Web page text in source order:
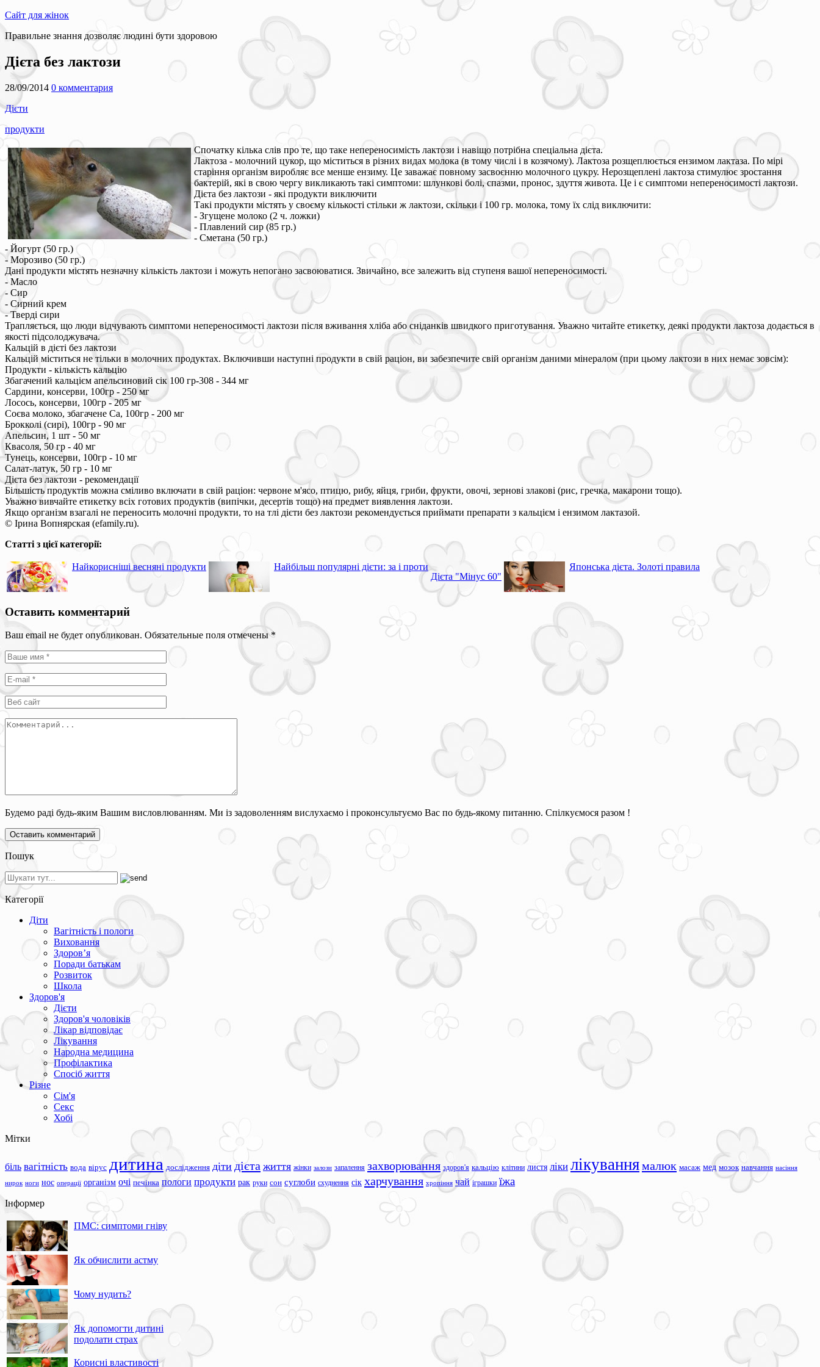
Сайт для жінок
Правильне знання дозволяє людині бути здоровою
Дієта без лактози
28/09/2014 0 комментария
Дієти
продукти
Спочатку кілька слів про те, що таке непереносимість лактози і навіщо потрібна спеціальна дієта.
Лактоза - молочний цукор, що міститься в різних видах молока (в тому числі і в козячому). Лактоза розщеплюється ензимом лактаза. По мірі
старіння організм виробляє все менше ензиму. Це заважає повному засвоєнню молочного цукру. Нерозщеплені лактоза стимулює зростання
бактерій, які в свою чергу викликають такі симптоми: шлункові болі, спазми, пронос, здуття живота. Це і є симптоми непереносимості лактози.
Дієта без лактози - які продукти виключити
Такі продукти містять у своєму кількості стільки ж лактози, скільки і 100 гр. молока, тому їх слід виключити:
- Згущене молоко (2 ч. ложки)
- Плавлений сир (85 гр.)
- Сметана (50 гр.)
- Йогурт (50 гр.)
- Морозиво (50 гр.)
Дані продукти містять незначну кількість лактози і можуть непогано засвоюватися. Звичайно, все залежить від ступеня вашої непереносимості.
- Масло
- Сир
- Сирний крем
- Тверді сири
Трапляється, що люди відчувають симптоми непереносимості лактози після вживання хліба або сніданків швидкого приготування. Уважно читайте етикетку, деякі продукти лактоза додається в
якості підсолоджувача.
Кальцій в дієті без лактози
Кальцій міститься не тільки в молочних продуктах. Включивши наступні продукти в свій раціон, ви забезпечите свій організм даними мінералом (при цьому лактози в них немає зовсім):
Продукти - кількість кальцію
Збагачений кальцієм апельсиновий сік 100 гр-308 - 344 мг
Сардини, консерви, 100гр - 250 мг
Лосось, консерви, 100гр - 205 мг
Соєва молоко, збагачене Ca, 100гр - 200 мг
Брокколі (сирі), 100гр - 90 мг
Апельсин, 1 шт - 50 мг
Квасоля, 50 гр - 40 мг
Тунець, консерви, 100гр - 10 мг
Салат-латук, 50 гр - 10 мг
Дієта без лактози - рекомендації
Більшість продуктів можна сміливо включати в свій раціон: червоне м'ясо, птицю, рибу, яйця, гриби, фрукти, овочі, зернові злакові (рис, гречка, макарони тощо).
Уважно вивчайте етикетку всіх готових продуктів (випічки, десертів тощо) на предмет виявлення лактози.
Якщо організм взагалі не переносить молочні продукти, то на тлі дієти без лактози рекомендується приймати препарати з кальцієм і ензимом лактазой.
© Ірина Вопнярская (efamily.ru).
Статті з цієї категорії:
Найкорисніші весняні продукти
Найбільш популярні дієти: за і проти
Дієта "Мінус 60"
Японська дієта. Золоті правила
Оставить комментарий
Ваш email не будет опубликован. Обязательные поля отмечены*
Будемо раді будь-яким Вашим висловлюванням. Ми із задоволенням вислухаємо і проконсультуємо Вас по будь-якому питанню. Спілкуємося разом !
Пошук
Категорії
Діти
Вагітність і пологи
Виховання
Здоров’я
Поради батькам
Розвиток
Школа
Здоров'я
Дієти
Здоров'я чоловіків
Лікар відповідає
Лікування
Народна медицина
Профілактика
Спосіб життя
Різне
Сім'я
Секс
Хобі
Мітки
біль вагітність вода вірус дитина дослідження діти дієта життя жінки залози запалення захворювання здоров'я кальцію клітини листя ліки лікуваннямалюк масаж мед мозок навчання насіння
нирок ноги нос операції організм очі печінка пологи продукти рак руки сон суглоби схуднення сік харчування хропіння чай іграшки їжа
Інформер
ПМС: симптоми гніву
Як обчислити астму
Чому нудить?
Як допомогти дитині
подолати страх
Корисні властивості